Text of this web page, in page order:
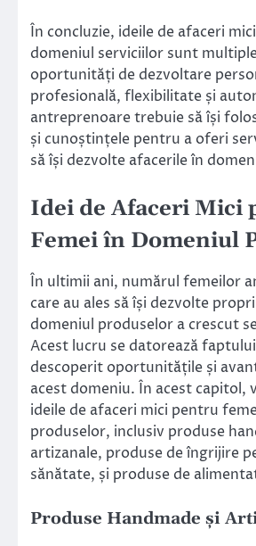
În concluzie, ideile de afaceri
domeniul serviciilor sunt
oportunități de dezvoltare
profesională, flexibilitate și
antreprenoare trebuie să își
și cunoștințele pentru a oferi
să își dezvolte afacerile în
Idei de Afaceri Mici
Femei în Domeniul
În ultimii ani, numărul femeilor
care au ales să își dezvolte
domeniul produselor a crescut
Acest lucru se datorează
descoperit oportunitățile și
acest domeniu. În acest capitol,
ideile de afaceri mici pentru
produselor, inclusiv produse
artizanale, produse de îngrijire
sănătate, și produse de
Produse Handmade și